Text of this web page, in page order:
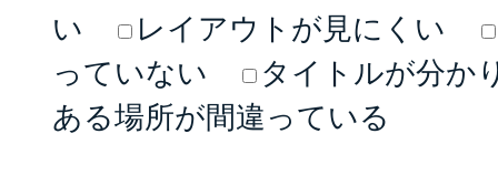
い
レイアウトが見にくい
っていない
タイトルが分か
ある場所が間違っている